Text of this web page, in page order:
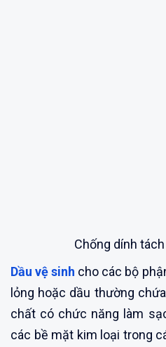
Chống dính
Dầu vệ sinh cho các bộ
lỏng hoặc dầu thường
chất có chức năng làm
các bề mặt kim loại trong